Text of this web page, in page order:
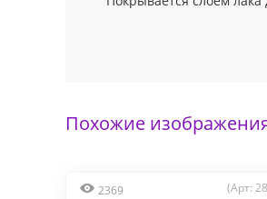
Похожие
2369 (Арт: